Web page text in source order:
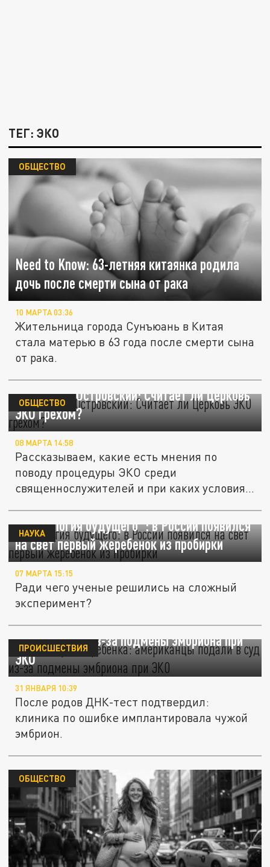
ТЕГ: ЭКО
Need to Know: 63-летняя китаянка родила
дочь после смерти сына от рака
ОБЩЕСТВО
10 МАРТА 03:36
Жительница города Сунъюань в Китая
стала матерью в 63 года после смерти сына
от рака.
Священник Островский: Считает ли Церковь
ЭКО грехом?
ОБЩЕСТВО
08 МАРТА 14:58
Рассказываем, какие есть мнения по
поводу процедуры ЭКО среди
священнослужителей и при каких условиях
"Технология будущего": в России появился
на свет первый жеребенок из пробирки
НАУКА
07 МАРТА 15:15
Ради чего ученые решились на сложный
эксперимент?
Родили "чужого" ребёнка: американцы
подали в суд из-за подмены эмбриона при
ЭКО
ПРОИСШЕСТВИЯ
31 ЯНВАРЯ 10:39
После родов ДНК-тест подтвердил:
клиника по ошибке имплантировала чужой
эмбрион.
ОБЩЕСТВО